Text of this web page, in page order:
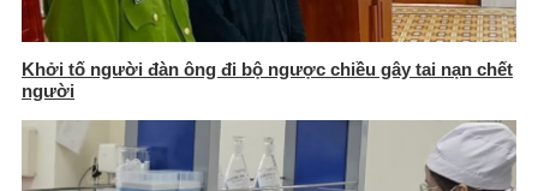
Khởi tố người đàn ông đi bộ ngược chiều gây tai nạn chết
người